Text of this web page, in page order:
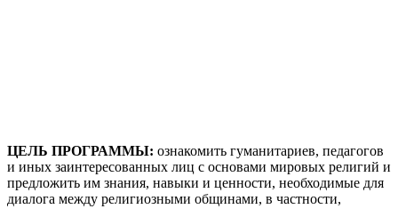
ЦЕЛЬ ПРОГРАММЫ: ознакомить гуманитариев, педагогов
и иных заинтересованных лиц с основами мировых религий и
предложить им знания, навыки и ценности, необходимые для
диалога между религиозными общинами, в частности,